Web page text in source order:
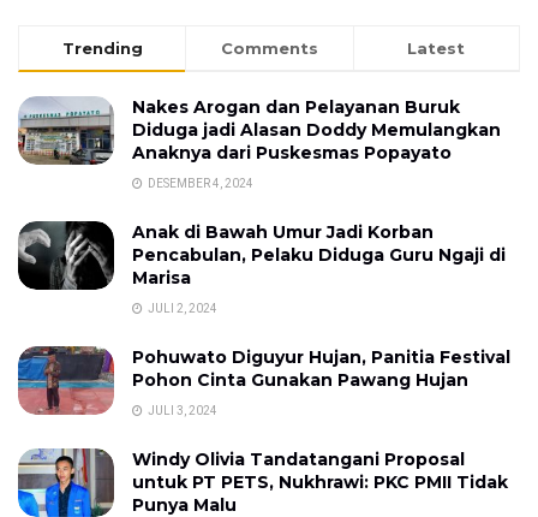
Trending Comments Latest
Nakes Arogan dan Pelayanan Buruk
Diduga jadi Alasan Doddy Memulangkan
Anaknya dari Puskesmas Popayato
DESEMBER 4, 2024
Anak di Bawah Umur Jadi Korban
Pencabulan, Pelaku Diduga Guru Ngaji di
Marisa
JULI 2, 2024
Pohuwato Diguyur Hujan, Panitia Festival
Pohon Cinta Gunakan Pawang Hujan
JULI 3, 2024
Windy Olivia Tandatangani Proposal
untuk PT PETS, Nukhrawi: PKC PMII Tidak
Punya Malu